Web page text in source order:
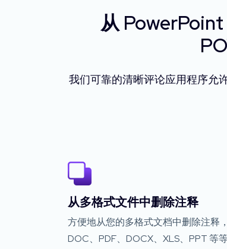
从 PowerPoint
我们可靠的清晰评论应用程序允
从多格式文件中删除注释
方便地从您的多格式文档中删除注释
DOC、PDF、DOCX、XLS、PPT 等等